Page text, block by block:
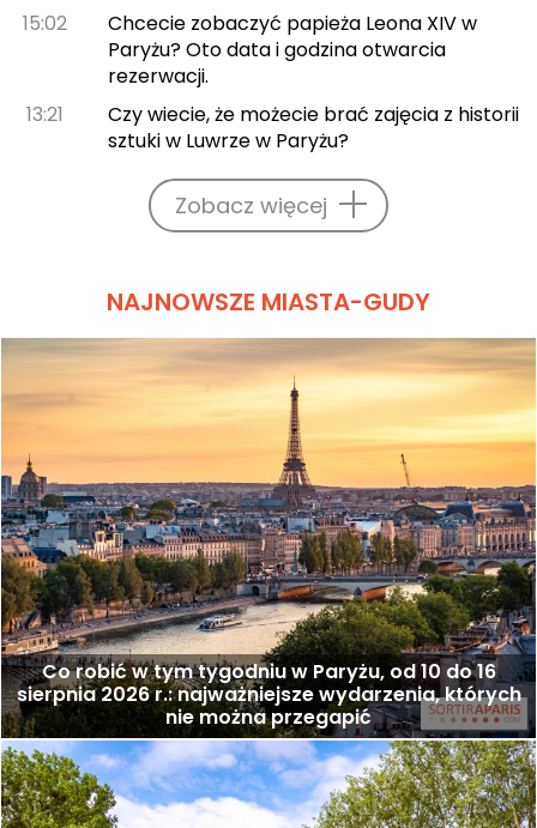
15:02
Chcecie zobaczyć papieża Leona XIV w
Paryżu? Oto data i godzina otwarcia
rezerwacji.
13:21
Czy wiecie, że możecie brać zajęcia z historii
sztuki w Luwrze w Paryżu?
Zobacz więcej
NAJNOWSZE MIASTA-GUDY
Co robić w tym tygodniu w Paryżu, od 10 do 16
sierpnia 2026 r.: najważniejsze wydarzenia, których
nie można przegapić